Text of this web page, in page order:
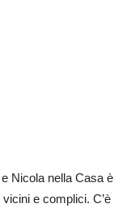
Nicola nella Casa è
e complici. C’è